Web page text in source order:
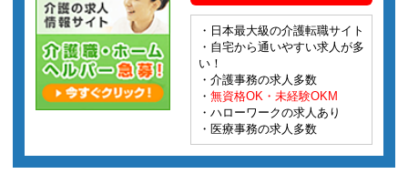
・日本最大級の介護転職サイト
・自宅から通いやすい求人が多
い！
・介護事務の求人多数
・ 無資格OK・未経験OKM
・ハローワークの求人あり
・医療事務の求人多数